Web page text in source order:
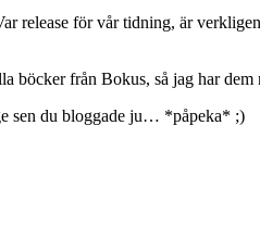
release för vår tidning, är
böcker från Bokus, så jag har dem
sen du bloggade ju… *påpeka* ;)